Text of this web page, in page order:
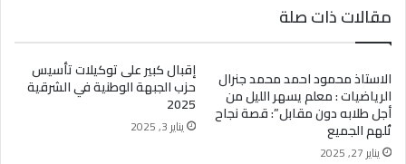
شروق مجدي محمد علي.. نموذج مشرف لطالبات
الصعيد وطموح يقود لتطوير العلاج الطبيعي 2026
مقالات ذات صلة
الاستاذ محمود احمد محمد جنرال
الرياضيات : معلم يسهر الليل من
أجل طلابه دون مقابل”: قصة نجاح
تُلهم الجميع
يناير 27, 2025
إقبال كبير على توكيلات تأسيس
حزب الجبهة الوطنية في الشرقية
2025
يناير 3, 2025